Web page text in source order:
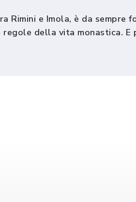
Rimini e Imola, è da
della vita monastica. E